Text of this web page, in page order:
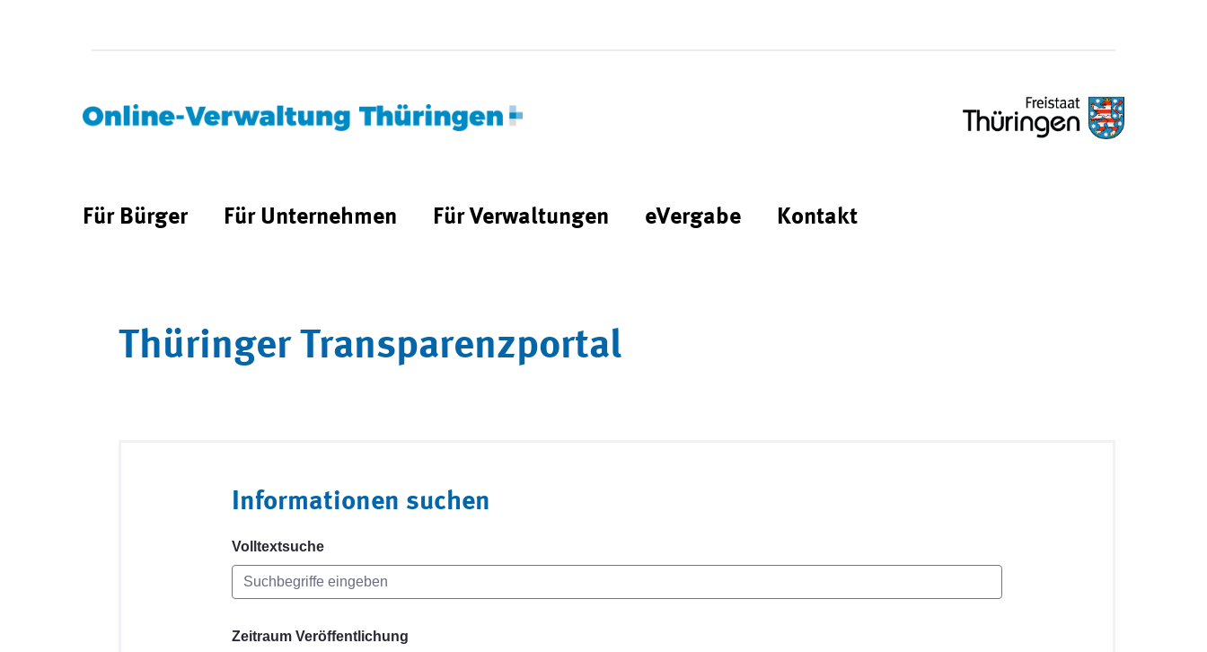
Für Bürger Für Unternehmen Für Verwaltungen eVergabe Kontakt
Thüringer Transparenzportal
Informationen suchen
Volltextsuche
Zeitraum Veröffentlichung